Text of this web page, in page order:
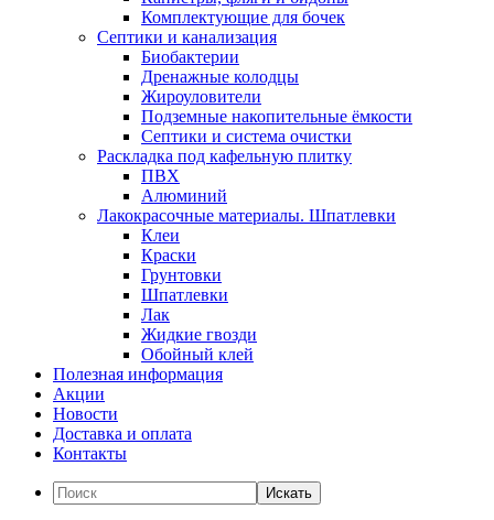
Комплектующие для бочек
Септики и канализация
Биобактерии
Дренажные колодцы
Жироуловители
Подземные накопительные ёмкости
Септики и система очистки
Раскладка под кафельную плитку
ПВХ
Алюминий
Лакокрасочные материалы. Шпатлевки
Клеи
Краски
Грунтовки
Шпатлевки
Лак
Жидкие гвозди
Обойный клей
Полезная информация
Акции
Новости
Доставка и оплата
Контакты
Искать